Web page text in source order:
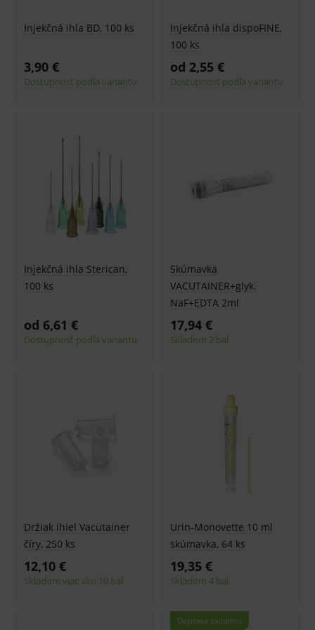
Injekčná ihla BD, 100 ks
3,90 €
Dostupnosť podľa variantu
Injekčná ihla dispoFINE,
100 ks
od 2,55 €
Dostupnosť podľa variantu
Injekčná ihla Sterican,
100 ks
od 6,61 €
Dostupnosť podľa variantu
Skúmavka
VACUTAINER+glyk.
NaF+EDTA 2ml
17,94 €
Skladom 2 bal
Držiak ihiel Vacutainer
číry, 250 ks
12,10 €
Skladom viac ako 10 bal
Urin-Monovette 10 ml
skúmavka, 64 ks
19,35 €
Skladom 4 bal
Doprava zadarmo